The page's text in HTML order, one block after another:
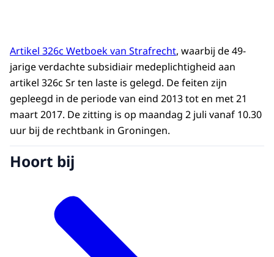
Artikel 326c Wetboek van Strafrecht, waarbij de 49-
jarige verdachte subsidiair medeplichtigheid aan
artikel 326c Sr ten laste is gelegd. De feiten zijn
gepleegd in de periode van eind 2013 tot en met 21
maart 2017. De zitting is op maandag 2 juli vanaf 10.30
uur bij de rechtbank in Groningen.
Hoort bij